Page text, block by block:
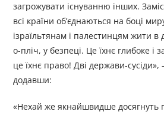
загрожувати існуванню інших.
всі країни об’єднаються на боці
ізраїльтянам і палестинцям жити в
о-пліч, у безпеці. Це їхнє глибоке і
це їхнє право! Дві держави-сусіди»,
додавши:
«Нехай же якнайшвидше